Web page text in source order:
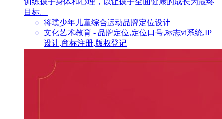
目标。
将璞少年儿童综合运动品牌定位设计
文化艺术教育 - 品牌定位,定位口号,标志vi系统,IP
设计,商标注册,版权登记